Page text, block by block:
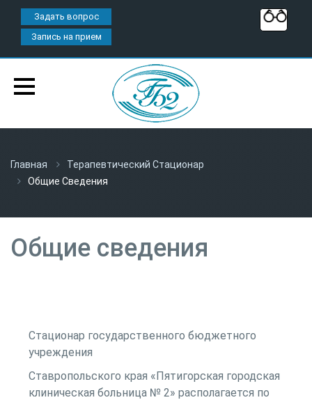
Задать вопрос
Запись на прием
Главная
Терапевтический Стационар
Общие Сведения
Общие сведения
Стационар государственного бюджетного
учреждения
Ставропольского края «Пятигорская городская
клиническая больница № 2» располагается по